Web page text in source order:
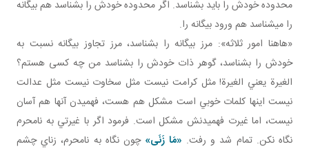
محدوده خودش را بايد بشناسد. اگر محدوده خودش را بشناسد هم بيگانه
را مي شناسد هم ورود بيگانه را.
«هاهنا امور ثلاثه»: مرز بيگانه را بشناسد، مرز تجاوز بيگانه نسبت به
خودش را بشناسد، گوهر ذات خودش را بشناسد من چه کسی هستم؟
الغيرة يعني الغيرة! مثل کرامت نيست مثل سخاوت نيست مثل عدالت
نيست اينها کلمات خوبي است مشکل هم هست، فهميدن آنها هم آسان
نيست، اما غيرت فهميدنش مشکل است. فرمود اگر با غيرتي به نامحرم
نگاه نکن. تمام شد و رفت. «مَا زَنَى» چون نگاه به نامحرم، زناي چشم